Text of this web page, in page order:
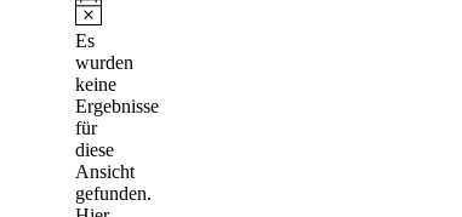
Hinweis
Es
wurden
keine
Ergebnisse
für
diese
Ansicht
gefunden.